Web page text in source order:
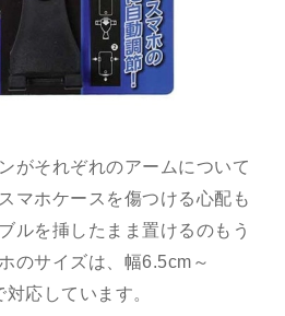
がそれぞれのアームについて
マホケースを傷つける心配も
ルを挿したまま置けるのもう
のサイズは、幅6.5cm ～
対応しています。